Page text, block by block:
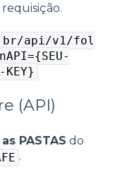
api/v1/fol
KEY}
(API)
PASTAS do
.